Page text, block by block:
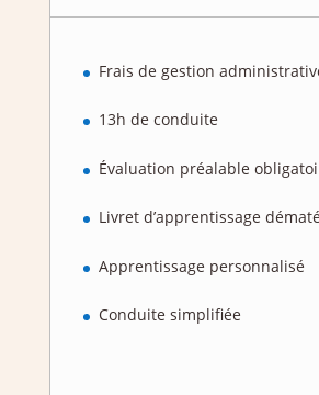
Frais de gestion
13h de conduite
Évaluation préalable
Livret d’apprentissage
Apprentissage personnalisé
Conduite simplifiée